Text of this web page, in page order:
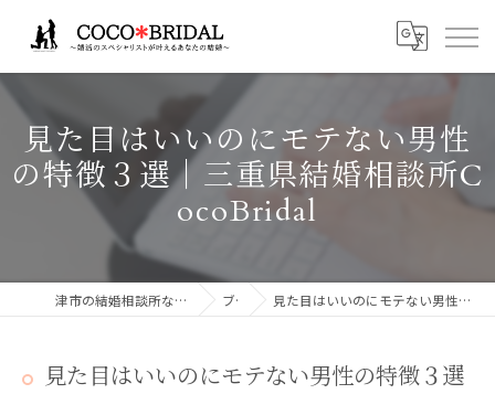
見た目はいいのにモテない男性
の特徴３選│三重県結婚相談所C
ocoBridal
津市の結婚相談所ならCocoBridalココブライダル ブログ 見た目はいいのにモテない男性の特徴３選│三重県結婚相談所CocoBridal
見た目はいいのにモテない男性の特徴３選